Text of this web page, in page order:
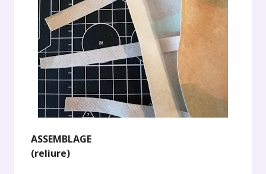
ASSEMBLAGE
(reliure)